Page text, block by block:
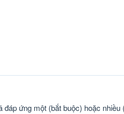
ứng một (bắt buộc) hoặc